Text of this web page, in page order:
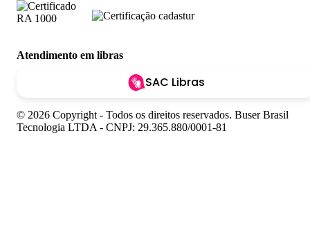
Atendimento em libras
SAC Libras
© 2026 Copyright - Todos os direitos reservados. Buser Brasil
Tecnologia LTDA - CNPJ: 29.365.880/0001-81